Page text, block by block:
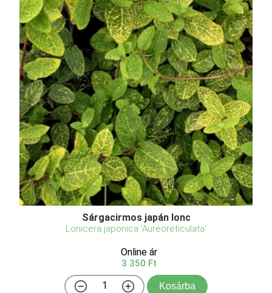
Sárgacirmos japán lonc
Lonicera japonica 'Aureoreticulata'
Online ár
3 350 Ft
Kosárba